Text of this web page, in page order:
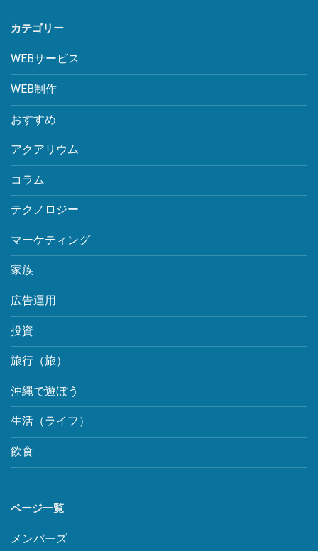
カテゴリー
WEBサービス
WEB制作
おすすめ
アクアリウム
コラム
テクノロジー
マーケティング
家族
広告運用
投資
旅行（旅）
沖縄で遊ぼう
生活（ライフ）
飲食
ページ一覧
メンバーズ